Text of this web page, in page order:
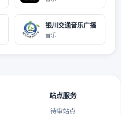
银川交通音乐广播
音乐
站点服务
待审站点